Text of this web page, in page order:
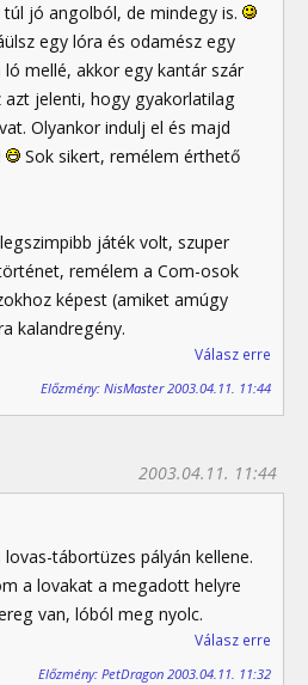
jó angolból, de mindegy is.
egy lóra és odamész egy
mellé, akkor egy kantár szár
azt jelenti, hogy gyakorlatilag
Olyankor indulj el és majd
Sok sikert, remélem érthető
játék volt, szuper
remélem a Com-osok
képest (amiket amúgy
kalandregény.
Válasz erre
Előzmény: NisMaster 2003.04.11. 11:44
2003.04.11. 11:44
tábortüzes pályán kellene.
a lovakat a megadott helyre
van, lóból meg nyolc.
Válasz erre
Előzmény: PetDragon 2003.04.11. 11:32